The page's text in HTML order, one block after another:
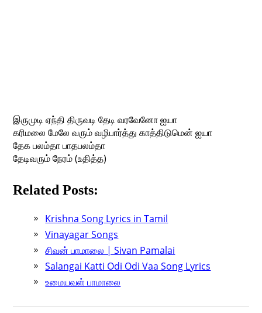
இருமுடி ஏந்தி திருவடி தேடி வரவேனோ ஐயா
கரிமலை மேலே வரும் வழிபார்த்து காத்திடுமென் ஐயா
தேக பலம்தா பாதபலம்தா
தேடிவரும் நேரம் (உதித்த)
Related Posts:
Krishna Song Lyrics in Tamil
Vinayagar Songs
சிவன் பாமாலை | Sivan Pamalai
Salangai Katti Odi Odi Vaa Song Lyrics
உமையவள் பாமாலை